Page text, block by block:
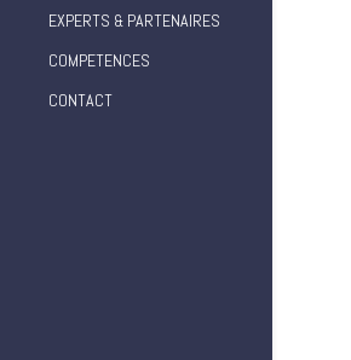
EXPERTS & PARTENAIRES
COMPETENCES
CONTACT